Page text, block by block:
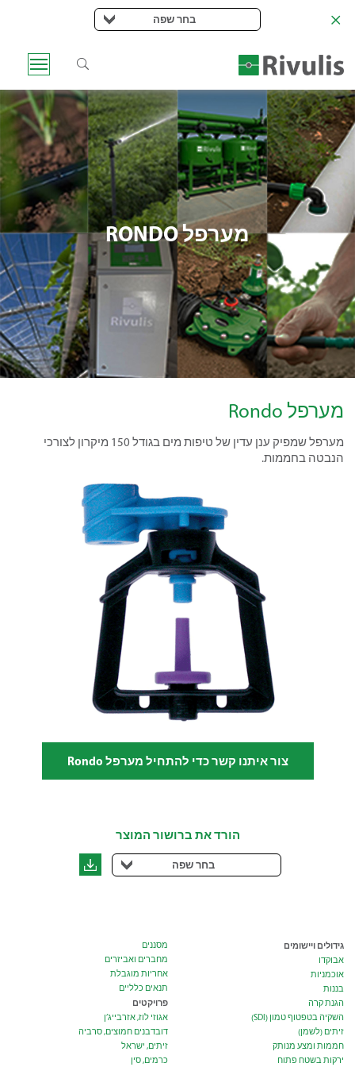
בחר שפה
מערפל RONDO
מערפל Rondo
מערפל שמפיק ענן עדין של טיפות מים בגודל 150 מיקרון לצורכי
הנבטה בחממות.
צור איתנו קשר כדי להתחיל מערפל Rondo
הורד את ברושור המוצר
בחר שפה
גידולים ויישומים
אבוקדו
אוכמניות
בננות
הגנת קרה
השקיה בטפטוף טמון (SDI)
זיתים (לשמן)
חממות ומצע מנותק
ירקות בשטח פתוח
מסננים
מחברים ואביזרים
אחריות מוגבלת
תנאים כלליים
פרויקטים
אגוזי לוז, אזרבייג’ן
דובדבנים חמוצים, סרביה
זיתים, ישראל
כרמים, סין